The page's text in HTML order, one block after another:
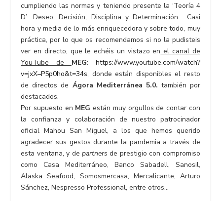
cumpliendo las normas y teniendo presente la ‘Teoría 4
D’: Deseo, Decisión, Disciplina y Determinación… Casi
hora y media de lo más enriquecedora y sobre todo, muy
práctica, por lo que os recomendamos si no la pudisteis
ver en directo, que le echéis un vistazo en el canal de
YouTube de MEG: https://www.youtube.com/watch?
v=jxX–P5p0ho&t=34s, donde están disponibles el resto
de directos de Ágora Mediterránea 5.0. también por
destacados.
Por supuesto en MEGestán muy orgullos de contar con
la confianza y colaboración de nuestro patrocinador
oficial Mahou San Miguel, a los que hemos querido
agradecer sus gestos durante la pandemia a través de
esta ventana, y de partners de prestigio con compromiso
como Casa Mediterráneo, Banco Sabadell, Sanosil,
Alaska Seafood, Somosmercasa, Mercalicante, Arturo
Sánchez, Nespresso Professional, entre otros…